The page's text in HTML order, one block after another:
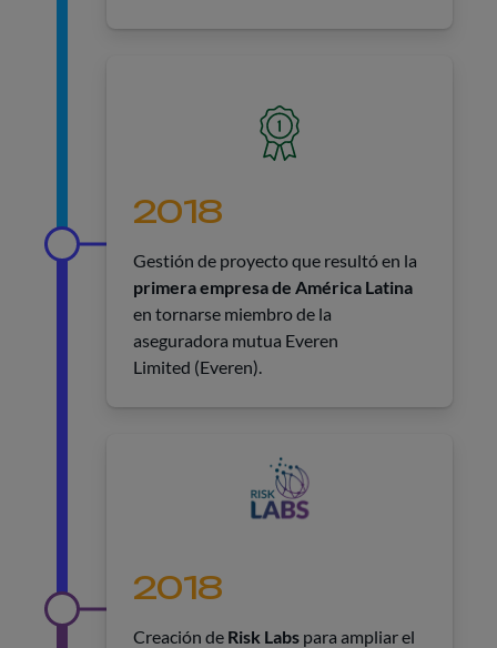
2018
Gestión de proyecto que resultó en la
primera empresa de América Latina
en tornarse miembro de la
aseguradora mutua Everen
Limited (Everen).
2018
Creación de Risk Labs para ampliar el